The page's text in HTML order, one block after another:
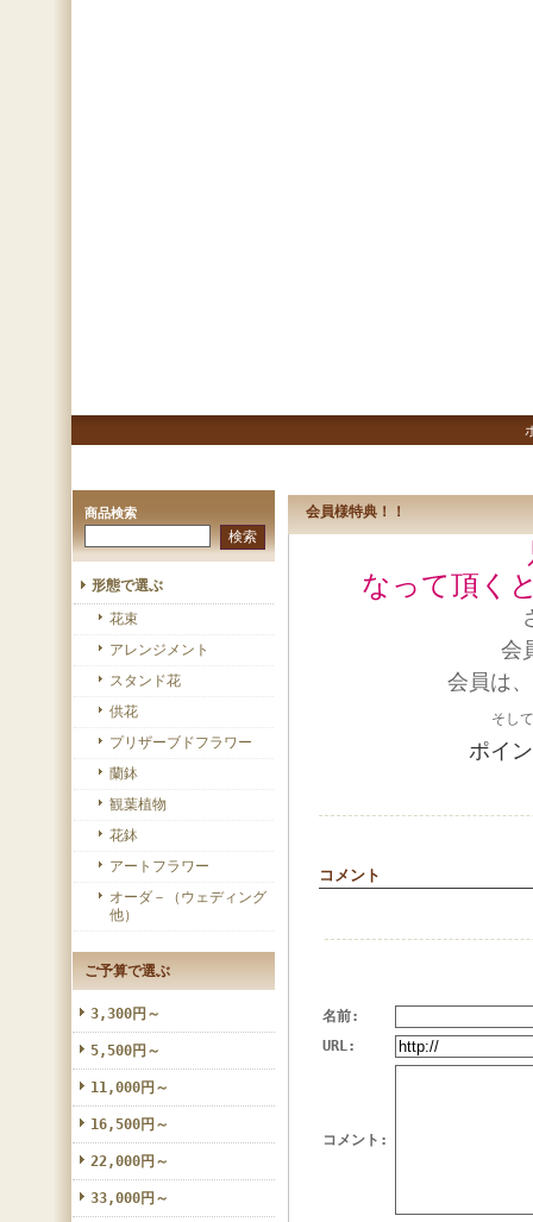
商品検索
形態で選ぶ
花束
アレンジメント
スタンド花
供花
プリザーブドフラワー
蘭鉢
観葉植物
花鉢
アートフラワー
オーダ－（ウェディング
他）
ご予算で選ぶ
3,300円～
5,500円～
11,000円～
16,500円～
22,000円～
33,000円～
会員様特典！！
なって頂く
会
会員は
そし
ポイ
コメント
名前:
URL:
コメント: